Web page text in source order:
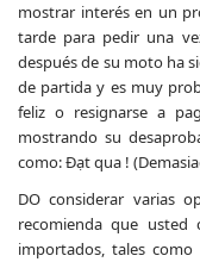
mostrar interés en un
tarde para pedir una
después de su moto ha
de partida y es muy
feliz o resignarse a
mostrando su
como: Đạt qua !
DO considerar varias
recomienda que
importados, tales